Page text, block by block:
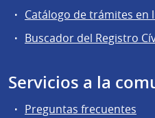
Catálogo de trámites en
Buscador del Registro
Servicios a la
Preguntas frecuentes